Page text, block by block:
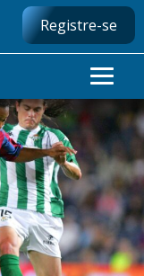
Registre-se